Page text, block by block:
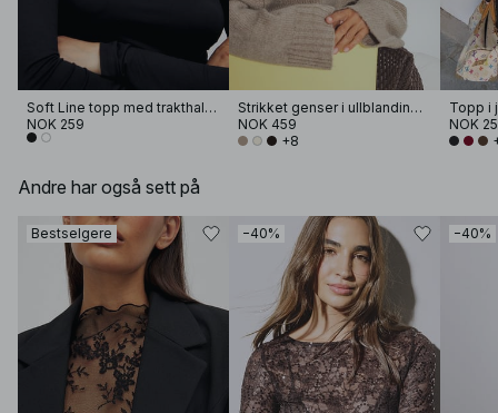
Soft Line topp med trakthals og lange ermer
NOK 259
Strikket genser i ullblanding med rund hals
NOK 459
+8
Topp i
NOK
Andre har også sett på
Bestselgere −40% −40%